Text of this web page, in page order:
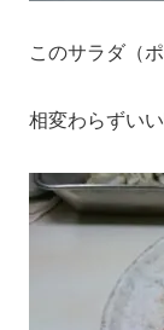
このサラダ（
相変わらずいい